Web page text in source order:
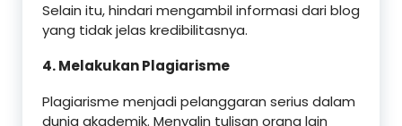
Selain itu, hindari mengambil informasi dari blog
yang tidak jelas kredibilitasnya.
4. Melakukan Plagiarisme
Plagiarisme menjadi pelanggaran serius dalam
dunia akademik. Menyalin tulisan orang lain